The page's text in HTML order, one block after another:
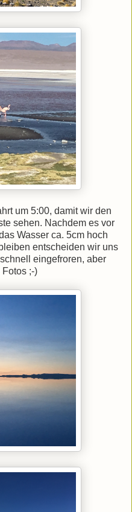
um 5:00, damit wir den
sehen. Nachdem es vor
Wasser ca. 5cm hoch
entscheiden wir uns
eingefroren, aber
;-)